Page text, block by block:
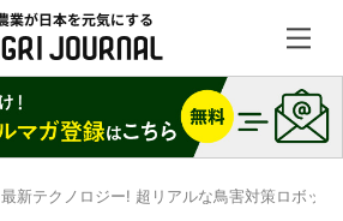
最新テクノロジー! 超リアルな鳥害対策ロボット